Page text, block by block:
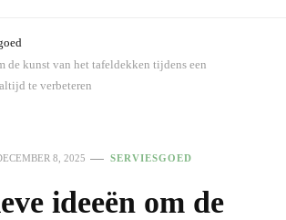
de kunst van het tafeldekken tijdens een
te verbeteren
8, 2025 SERVIESGOED
ideeën om de